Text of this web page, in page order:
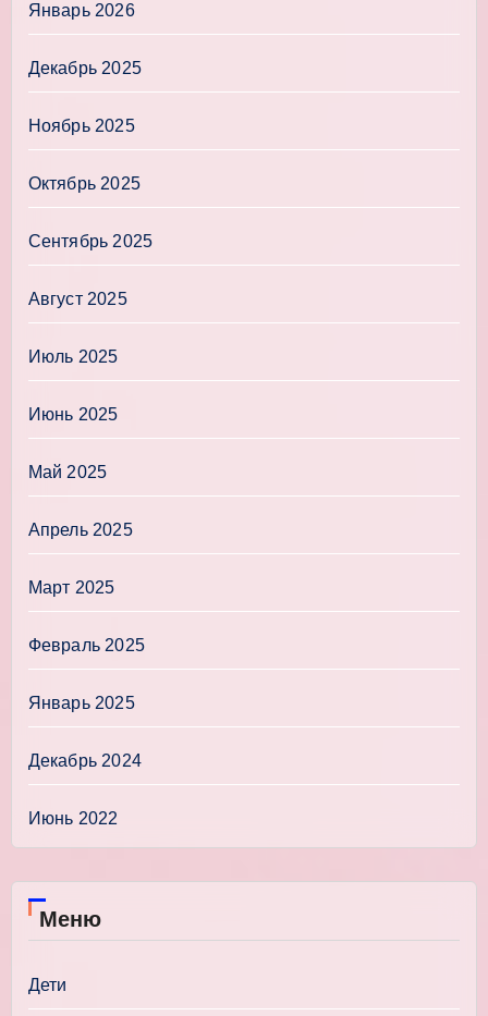
Январь 2026
Декабрь 2025
Ноябрь 2025
Октябрь 2025
Сентябрь 2025
Август 2025
Июль 2025
Июнь 2025
Май 2025
Апрель 2025
Март 2025
Февраль 2025
Январь 2025
Декабрь 2024
Июнь 2022
Меню
Дети